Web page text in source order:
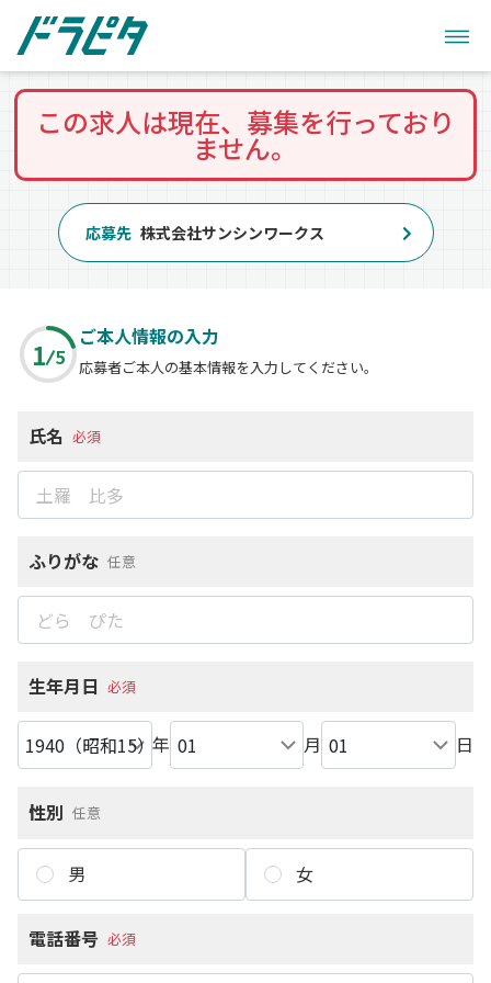
この求人は現在、募集を行っており
ません。
応募先 株式会社サンシンワークス
1 5
ご本人情報の入力
応募者ご本人の基本情報を入力してください。
氏名 必須
ふりがな 任意
生年月日 必須
年 月 日
性別 任意
男 女
電話番号 必須